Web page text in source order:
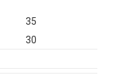
35
30